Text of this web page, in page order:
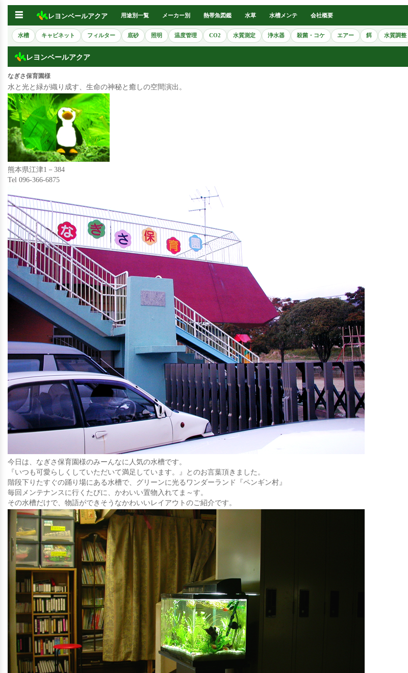
☰ レヨンベールアクア 用途別一覧 メーカー別 熱帯魚図鑑 水草 水槽メンテ 会社概要
水槽 キャビネット フィルター 底砂 照明 温度管理 CO2 水質測定 浄水器 殺菌・コケ エアー 餌 水質調整
レヨンベールアクア
なぎさ保育園様
水と光と緑が織り成す、生命の神秘と癒しの空間演出。
熊本県江津1－384
Tel 096-366-6875
今日は、なぎさ保育園様のみーんなに人気の水槽です。
『いつも可愛らしくしていただいて満足しています。』とのお言葉頂きました。
階段下りたすぐの踊り場にある水槽で、グリーンに光るワンダーランド『ペンギン村』
毎回メンテナンスに行くたびに、かわいい置物入れてま～す。
その水槽だけで、物語ができそうなかわいいレイアウトのご紹介です。